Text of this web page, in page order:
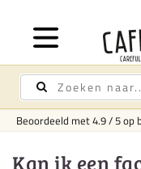
Beoordeeld met4.9/5op
Kan ik een